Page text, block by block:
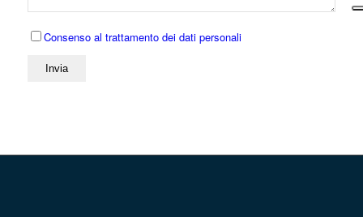
Consenso al trattamento dei dati personali